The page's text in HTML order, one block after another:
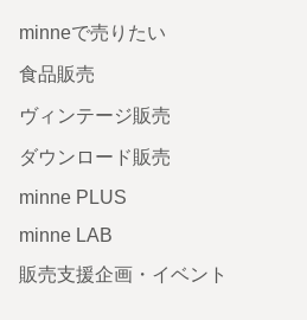
minneで売りたい
食品販売
ヴィンテージ販売
ダウンロード販売
minne PLUS
minne LAB
販売支援企画・イベント